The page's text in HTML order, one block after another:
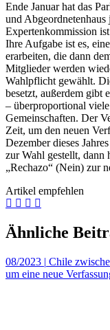
Ende Januar hat das
und
Expertenkommission ist
Ihre Aufgabe ist es,
erarbeiten, die dann
Mitglieder werden
Wahlpflicht gewählt.
besetzt, außerdem gibt
– überproportional
Gemeinschaften. Der
Zeit, um den neuen
Dezember dieses
zur Wahl gestellt, dann
„Rechazo“ (Nein) zur
Artikel empfehlen
Ähnliche
08/2023 | Chile
um eine neue